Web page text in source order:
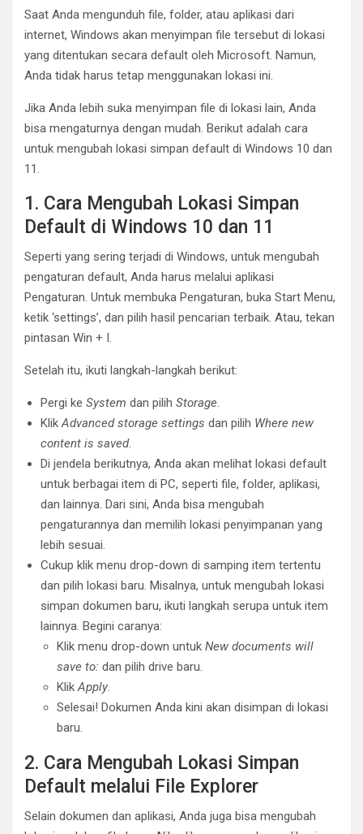
Saat Anda mengunduh file, folder, atau aplikasi dari
internet, Windows akan menyimpan file tersebut di lokasi
yang ditentukan secara default oleh Microsoft. Namun,
Anda tidak harus tetap menggunakan lokasi ini.
Jika Anda lebih suka menyimpan file di lokasi lain, Anda
bisa mengaturnya dengan mudah. Berikut adalah cara
untuk mengubah lokasi simpan default di Windows 10 dan
11.
1. Cara Mengubah Lokasi Simpan
Default di Windows 10 dan 11
Seperti yang sering terjadi di Windows, untuk mengubah
pengaturan default, Anda harus melalui aplikasi
Pengaturan. Untuk membuka Pengaturan, buka Start Menu,
ketik ‘settings’, dan pilih hasil pencarian terbaik. Atau, tekan
pintasan Win + I.
Setelah itu, ikuti langkah-langkah berikut:
Pergi ke System dan pilih Storage.
KlikAdvanced storage settings dan pilih Where new
content is saved.
Di jendela berikutnya, Anda akan melihat lokasi default
untuk berbagai item di PC, seperti file, folder, aplikasi,
dan lainnya. Dari sini, Anda bisa mengubah
pengaturannya dan memilih lokasi penyimpanan yang
lebih sesuai.
Cukup klik menu drop-down di samping item tertentu
dan pilih lokasi baru. Misalnya, untuk mengubah lokasi
simpan dokumen baru, ikuti langkah serupa untuk item
lainnya. Begini caranya:
Klik menu drop-down untuk New documents will
save to: dan pilih drive baru.
KlikApply.
Selesai! Dokumen Anda kini akan disimpan di lokasi
baru.
2. Cara Mengubah Lokasi Simpan
Default melalui File Explorer
Selain dokumen dan aplikasi, Anda juga bisa mengubah